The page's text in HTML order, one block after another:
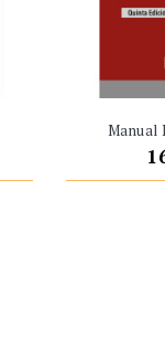
Manual